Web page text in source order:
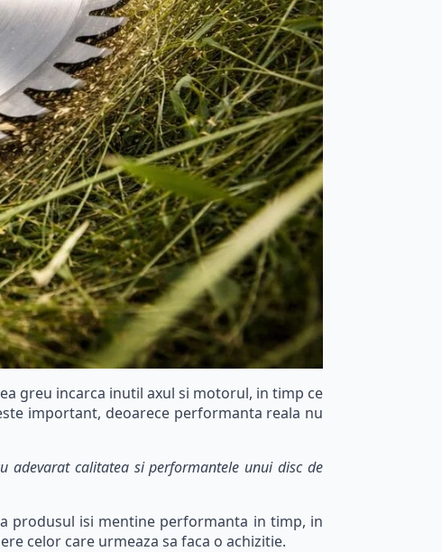
greu incarca inutil axul si motorul, in timp ce
important, deoarece performanta reala nu
adevarat calitatea si performantele unui disc de
produsul isi mentine performanta in timp, in
celor care urmeaza sa faca o achizitie.